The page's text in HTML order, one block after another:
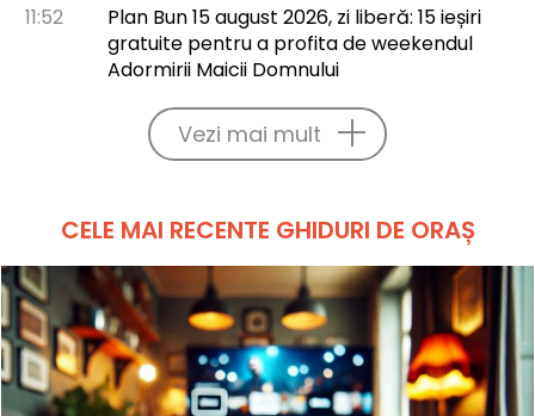
11:52
Plan Bun 15 august 2026, zi liberă: 15 ieșiri
gratuite pentru a profita de weekendul
Adormirii Maicii Domnului
Vezi mai mult
CELE MAI RECENTE GHIDURI DE ORAȘ